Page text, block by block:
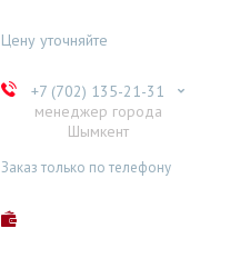
Цену уточняйте
+7 (702) 135-21-31
менеджер города
Шымкент
Заказ только по телефону